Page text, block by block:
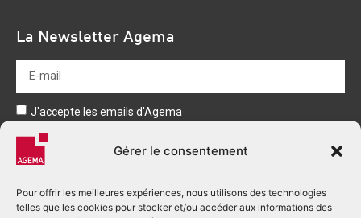
Gérer le consentement
Pour offrir les meilleures expériences, nous utilisons des technologies
telles que les cookies pour stocker et/ou accéder aux informations des
La Newsletter Agema
J'accepte les emails d'Agema